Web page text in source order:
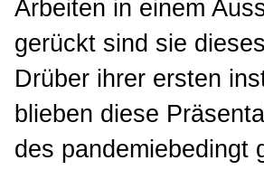
Arbeiten in einem
gerückt sind sie
Drüber ihrer ersten
blieben diese
des pandemiebedingt